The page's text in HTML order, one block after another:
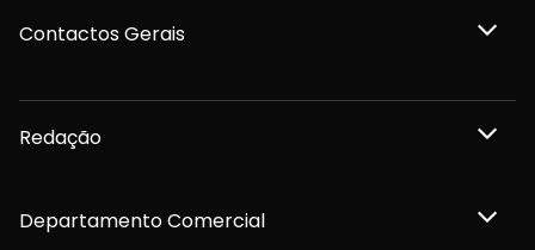
Contactos Gerais
Redação
Departamento Comercial